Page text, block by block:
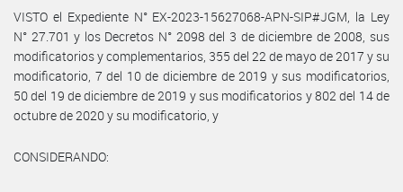
VISTO el Expediente N° EX-2023-15627068-APN-SIP#JGM, la Ley
N° 27.701 y los Decretos N° 2098 del 3 de diciembre de 2008, sus
modificatorios y complementarios, 355 del 22 de mayo de 2017 y su
modificatorio, 7 del 10 de diciembre de 2019 y sus modificatorios,
50 del 19 de diciembre de 2019 y sus modificatorios y 802 del 14 de
octubre de 2020 y su modificatorio, y
CONSIDERANDO: